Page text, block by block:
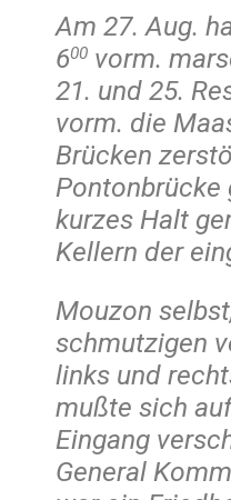
Am 27. Aug.
600 vorm.
21. und 25.
vorm. die
Brücken
Pontonbrücke
kurzes Halt
Kellern der
Mouzon
schmutzigen
links und
mußte sich
Eingang
General